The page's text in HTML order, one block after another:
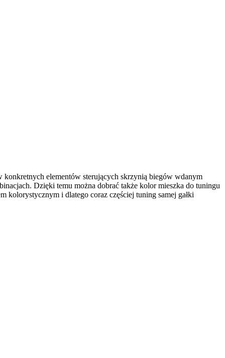
elementów sterujących skrzynią biegów wdanym
Dzięki temu można dobrać także kolor mieszka do tuningu
kolorystycznym i dlatego coraz częściej tuning samej gałki